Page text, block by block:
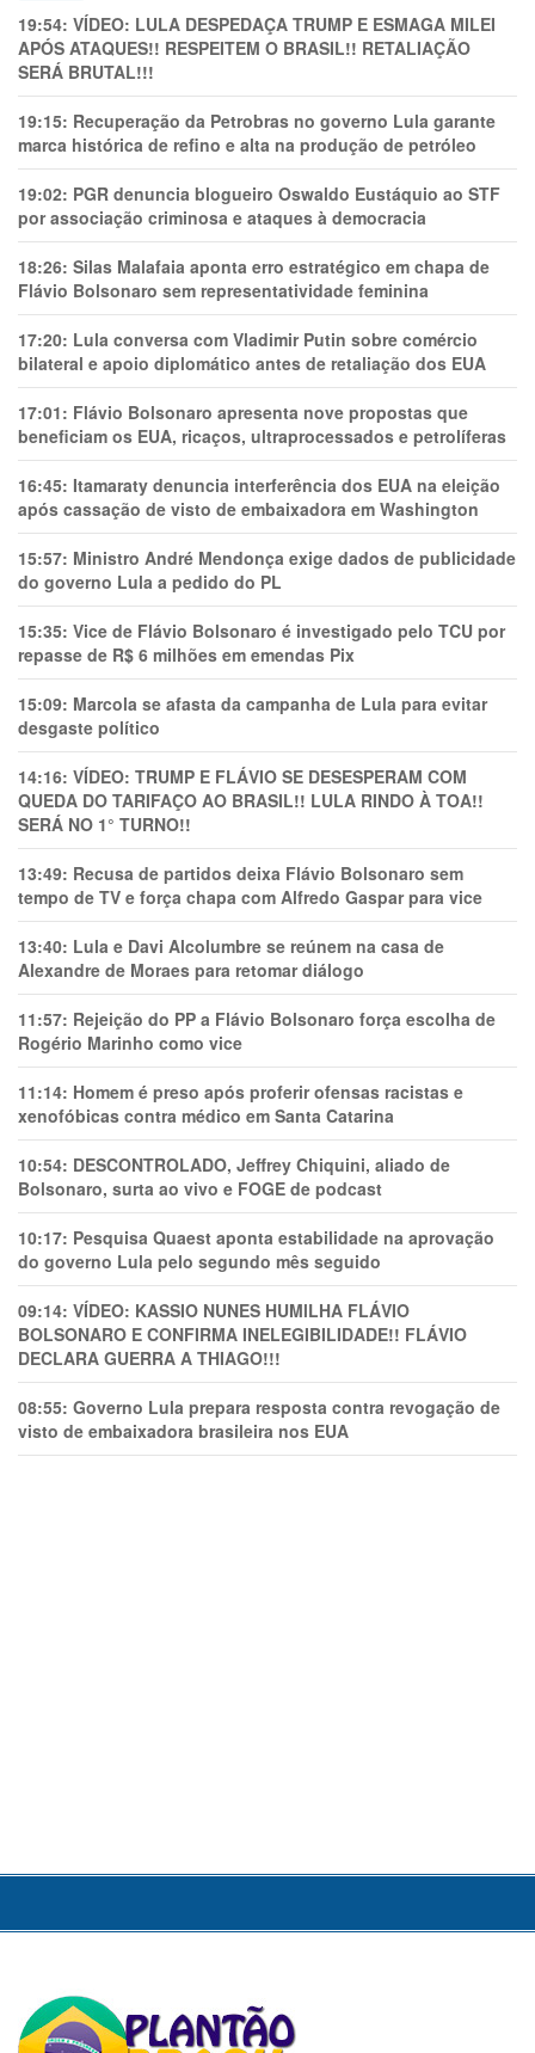
19:54: VÍDEO: LULA DESPEDAÇA TRUMP E ESMAGA MILEI
APÓS ATAQUES!! RESPEITEM O BRASIL!! RETALIAÇÃO
SERÁ BRUTAL!!!
19:15: Recuperação da Petrobras no governo Lula garante
marca histórica de refino e alta na produção de petróleo
19:02: PGR denuncia blogueiro Oswaldo Eustáquio ao STF
por associação criminosa e ataques à democracia
18:26: Silas Malafaia aponta erro estratégico em chapa de
Flávio Bolsonaro sem representatividade feminina
17:20: Lula conversa com Vladimir Putin sobre comércio
bilateral e apoio diplomático antes de retaliação dos EUA
17:01: Flávio Bolsonaro apresenta nove propostas que
beneficiam os EUA, ricaços, ultraprocessados e petrolíferas
16:45: Itamaraty denuncia interferência dos EUA na eleição
após cassação de visto de embaixadora em Washington
15:57: Ministro André Mendonça exige dados de publicidade
do governo Lula a pedido do PL
15:35: Vice de Flávio Bolsonaro é investigado pelo TCU por
repasse de R$ 6 milhões em emendas Pix
15:09: Marcola se afasta da campanha de Lula para evitar
desgaste político
14:16: VÍDEO: TRUMP E FLÁVIO SE DESESPERAM COM
QUEDA DO TARIFAÇO AO BRASIL!! LULA RINDO À TOA!!
SERÁ NO 1° TURNO!!
13:49: Recusa de partidos deixa Flávio Bolsonaro sem
tempo de TV e força chapa com Alfredo Gaspar para vice
13:40: Lula e Davi Alcolumbre se reúnem na casa de
Alexandre de Moraes para retomar diálogo
11:57: Rejeição do PP a Flávio Bolsonaro força escolha de
Rogério Marinho como vice
11:14: Homem é preso após proferir ofensas racistas e
xenofóbicas contra médico em Santa Catarina
10:54: DESCONTROLADO, Jeffrey Chiquini, aliado de
Bolsonaro, surta ao vivo e FOGE de podcast
10:17: Pesquisa Quaest aponta estabilidade na aprovação
do governo Lula pelo segundo mês seguido
09:14: VÍDEO: KASSIO NUNES HUMlLHA FLÁVIO
BOLSONARO E CONFIRMA INELEGIBILIDADE!! FLÁVIO
DECLARA GUERRA A THIAGO!!!
08:55: Governo Lula prepara resposta contra revogação de
visto de embaixadora brasileira nos EUA